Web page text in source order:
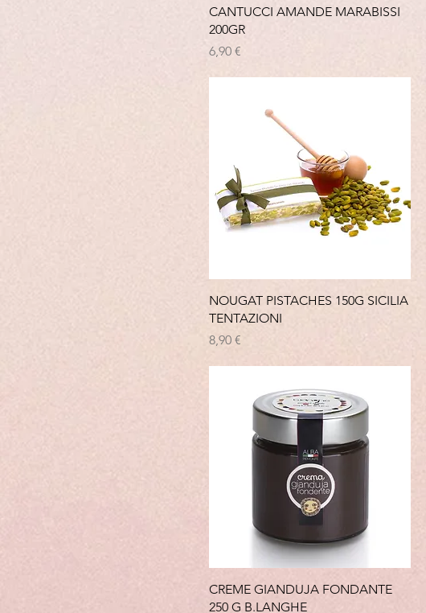
CANTUCCI AMANDE MARABISSI
200GR
Prix
6,90 €
NOUGAT PISTACHES 150G SICILIA
TENTAZIONI
Prix
8,90 €
CREME GIANDUJA FONDANTE
250 G B.LANGHE